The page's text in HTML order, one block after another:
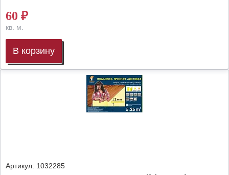
60 ₽
кв. м.
В корзину
Артикул: 1032285